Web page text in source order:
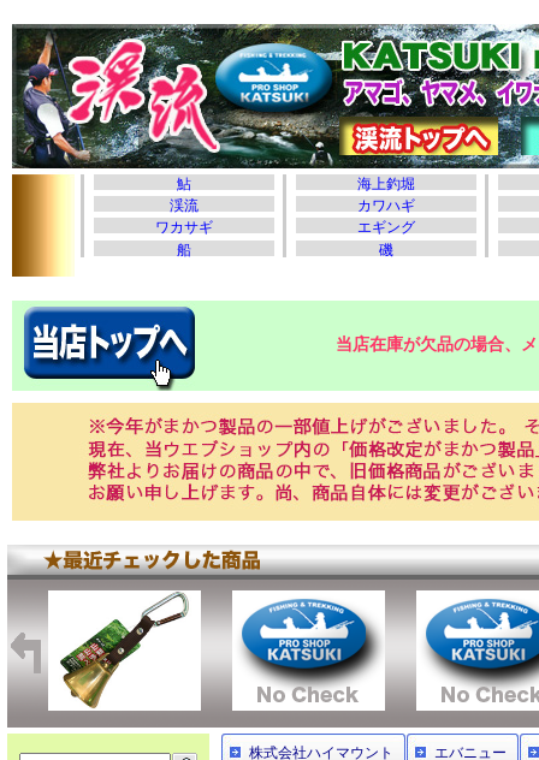
当店在庫が欠品の場合、
株式会社ハイマウント エバニュー